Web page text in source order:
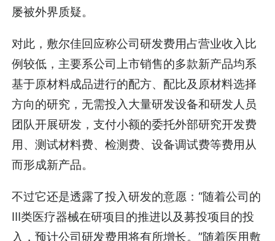
屡被外界质疑。
对此，敷尔佳回应称公司研发费用占营业收入比
例较低，主要系公司上市销售的多款新产品均系
基于原材料成品进行的配方、配比及原材料选择
方向的研究，无需投入大量研发设备和研发人员
团队开展研发，支付小额的委托外部研究开发费
用、测试材料费、检测费、设备调试费等费用从
而形成新产品。
不过它还是透露了投入研发的意愿：“随着公司的
Ⅲ类医疗器械在研项目的推进以及募投项目的投
入，预计公司研发费用将有所增长。”随着医用敷